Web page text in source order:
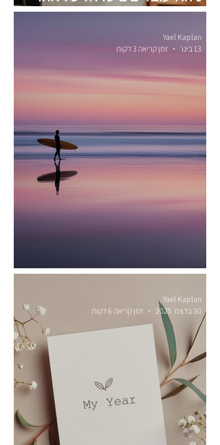
7.10.23
עסק הוא לא מטרה, הוא כלי
Yael Kaplan
13 בינו׳
זמן קריאה 3 דקות
Yael Kaplan
30 בדצמ׳ 2025
זמן קריאה 6 דקות